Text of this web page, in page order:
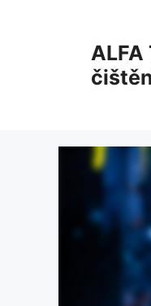
ALFA